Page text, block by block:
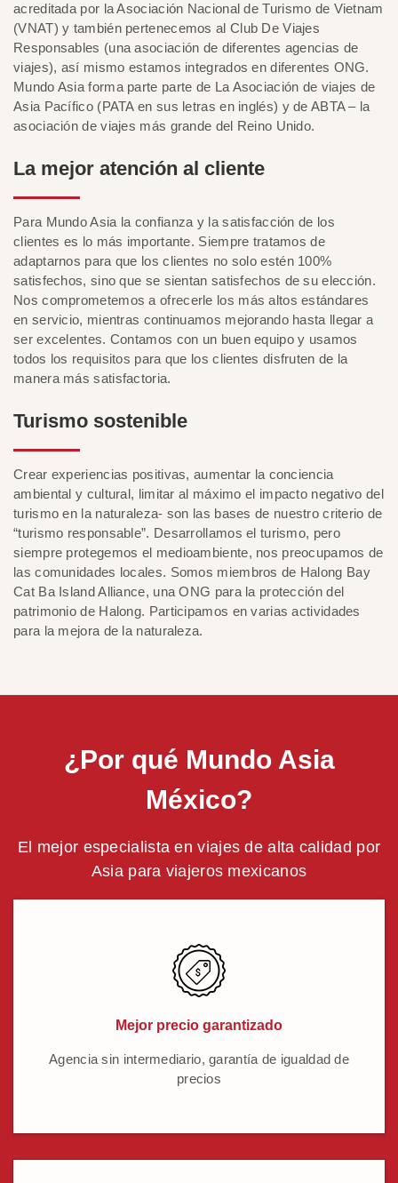
acreditada por la Asociación Nacional de Turismo de Vietnam
(VNAT) y también pertenecemos al Club De Viajes
Responsables (una asociación de diferentes agencias de
viajes), así mismo estamos integrados en diferentes ONG.
Mundo Asia forma parte parte de La Asociación de viajes de
Asia Pacífico (PATA en sus letras en inglés) y de ABTA – la
asociación de viajes más grande del Reino Unido.
La mejor atención al cliente
Para Mundo Asia la confianza y la satisfacción de los
clientes es lo más importante. Siempre tratamos de
adaptarnos para que los clientes no solo estén 100%
satisfechos, sino que se sientan satisfechos de su elección.
Nos comprometemos a ofrecerle los más altos estándares
en servicio, mientras continuamos mejorando hasta llegar a
ser excelentes. Contamos con un buen equipo y usamos
todos los requisitos para que los clientes disfruten de la
manera más satisfactoria.
Turismo sostenible
Crear experiencias positivas, aumentar la conciencia
ambiental y cultural, limitar al máximo el impacto negativo del
turismo en la naturaleza- son las bases de nuestro criterio de
“turismo responsable”. Desarrollamos el turismo, pero
siempre protegemos el medioambiente, nos preocupamos de
las comunidades locales. Somos miembros de Halong Bay
Cat Ba Island Alliance, una ONG para la protección del
patrimonio de Halong. Participamos en varias actividades
para la mejora de la naturaleza.
¿Por qué Mundo Asia
México?
El mejor especialista en viajes de alta calidad por
Asia para viajeros mexicanos
Mejor precio garantizado
Agencia sin intermediario, garantía de igualdad de
precios